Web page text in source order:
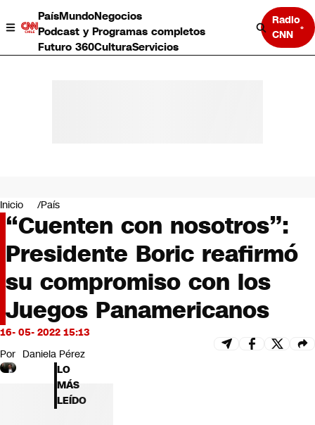
PaísMundoNegocios
Podcast y Programas completos
Futuro 360CulturaServicios
Radio
CNN
Negocios
Deportes
Programas completos
Cultura
Servicios
Bits
CNN tiempo
Futuro 360
Inicio País
“Cuenten con nosotros”:
Presidente Boric reafirmó
su compromiso con los
Juegos Panamericanos
16- 05- 2022 15:13
Por Daniela Pérez
LO
MÁS
LEÍDO